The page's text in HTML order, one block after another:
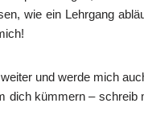
wie ein Lehrgang
und werde mich
dich kümmern – schreib